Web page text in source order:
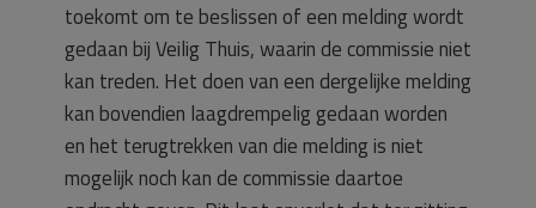
toekomt om te beslissen of een melding wordt
gedaan bij Veilig Thuis, waarin de commissie niet
kan treden. Het doen van een dergelijke melding
kan bovendien laagdrempelig gedaan worden
en het terugtrekken van die melding is niet
mogelijk noch kan de commissie daartoe